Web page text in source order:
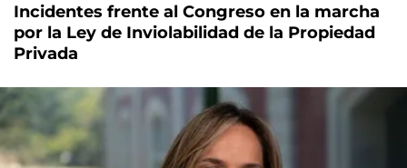
Incidentes frente al Congreso en la marcha
por la Ley de Inviolabilidad de la Propiedad
Privada